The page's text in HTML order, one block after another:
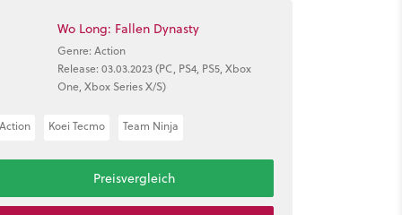
Wo Long: Fallen Dynasty
Genre: Action
Release: 03.03.2023 (PC, PS4, PS5, Xbox
One, Xbox Series X/S)
Koei Tecmo Team Ninja
Preisvergleich